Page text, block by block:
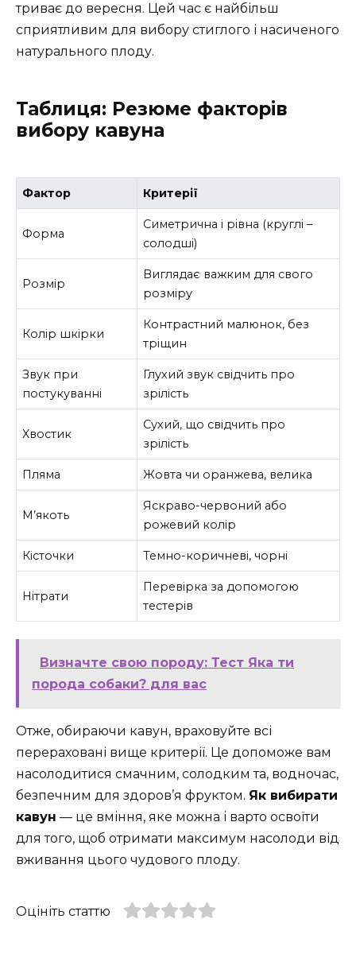
триває до вересня. Цей час є найбільш
сприятливим для вибору стиглого і насиченого
натурального плоду.
Таблиця: Резюме факторів
вибору кавуна
Фактор Критерії
Форма
Симетрична і рівна (круглі –
солодші)
Розмір
Виглядає важким для свого
розміру
Колір шкірки
Контрастний малюнок, без
тріщин
Звук при
постукуванні
Глухий звук свідчить про
зрілість
Хвостик
Сухий, що свідчить про
зрілість
Пляма Жовта чи оранжева, велика
М’якоть
Яскраво-червоний або
рожевий колір
Кісточки Темно-коричневі, чорні
Нітрати
Перевірка за допомогою
тестерів
Визначте свою породу: Тест Яка ти
порода собаки? для вас
Отже, обираючи кавун, враховуйте всі
перераховані вище критерії. Це допоможе вам
насолодитися смачним, солодким та, водночас,
безпечним для здоров’я фруктом. Як вибирати
кавун — це вміння, яке можна і варто освоїти
для того, щоб отримати максимум насолоди від
вживання цього чудового плоду.
Оцініть статтю